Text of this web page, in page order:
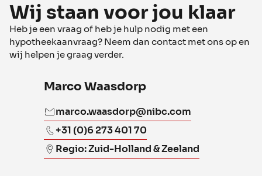
Wij staan voor jou klaar
Heb je een vraag of heb je hulp nodig met een
hypotheekaanvraag? Neem dan contact met ons op en
wij helpen je graag verder.
Marco Waasdorp
marco.waasdorp@nibc.com
+31 (0)6 273 401 70
Regio: Zuid-Holland & Zeeland